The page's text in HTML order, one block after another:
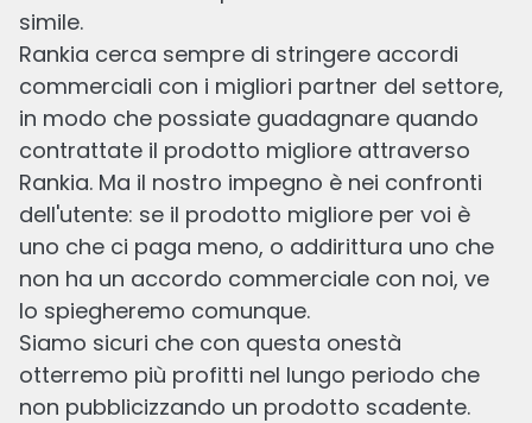
simile.
Rankia cerca sempre di stringere accordi
commerciali con i migliori partner del settore,
in modo che possiate guadagnare quando
contrattate il prodotto migliore attraverso
Rankia. Ma il nostro impegno è nei confronti
dell'utente: se il prodotto migliore per voi è
uno che ci paga meno, o addirittura uno che
non ha un accordo commerciale con noi, ve
lo spiegheremo comunque.
Siamo sicuri che con questa onestà
otterremo più profitti nel lungo periodo che
non pubblicizzando un prodotto scadente.